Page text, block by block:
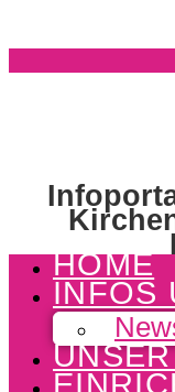
HOME
INFOS